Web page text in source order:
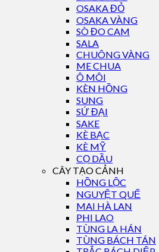
OSAKA ĐỎ
OSAKA VÀNG
SÒ ĐO CAM
SALA
CHUÔNG VÀNG
ME CHUA
Ô MÔI
KÈN HỒNG
SUNG
SỨ ĐẠI
SAKE
KÈ BẠC
KÈ MỸ
CỌ DẦU
CÂY TẠO CẢNH
HỒNG LỘC
NGUYỆT QUẾ
MAI HÀ LAN
PHI LAO
TÙNG LA HÁN
TÙNG BÁCH TÁN